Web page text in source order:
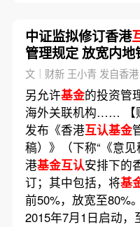
中证监拟修订香港
管理规定 放宽内地
至80%
文｜财新 王小青 发自香港
另允许基金的投资管
海外关联机构…… 【
发布《香港互认基金
稿）》（下称“《意
港基金互认安排下的
订；其中包括，将基
前50%，放宽至80%
2015年7月1日启动